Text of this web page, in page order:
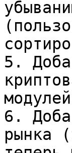
5.
6.
рынка